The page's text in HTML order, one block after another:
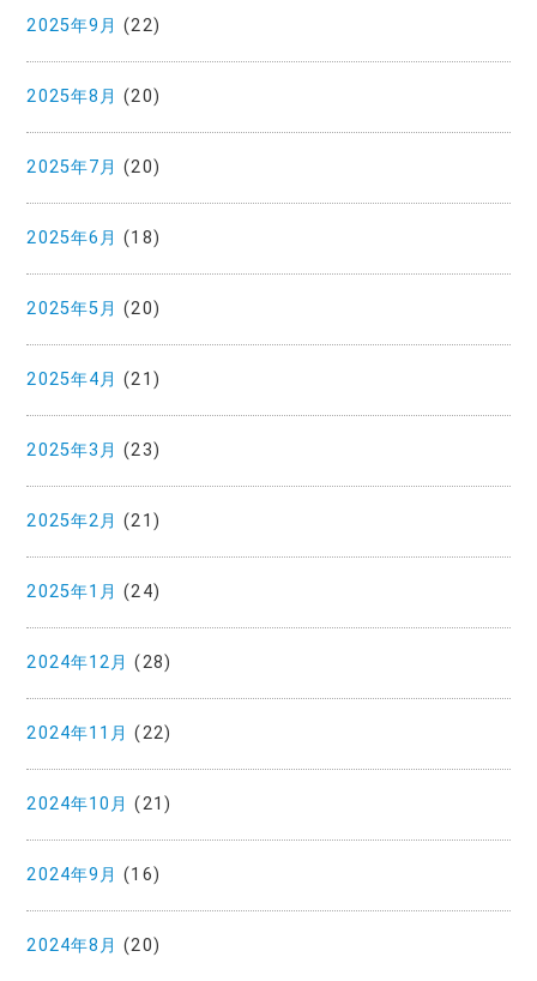
2025年9月 (22)
2025年8月 (20)
2025年7月 (20)
2025年6月 (18)
2025年5月 (20)
2025年4月 (21)
2025年3月 (23)
2025年2月 (21)
2025年1月 (24)
2024年12月 (28)
2024年11月 (22)
2024年10月 (21)
2024年9月 (16)
2024年8月 (20)